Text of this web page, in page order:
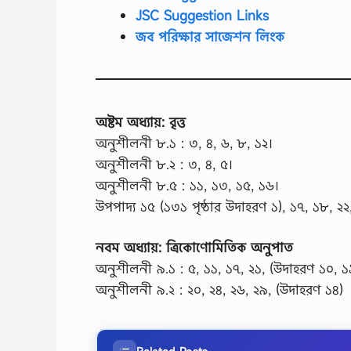
JSC Suggestion Links
জব পরিক্ষার সাজেশন লিংক
অষ্টম অধ্যায়: বৃত্ত
অনুশীলনী ৮.১ : ৩, ৪, ৬, ৮, ১২।
অনুশীলনী ৮.২ : ৩, ৪, ৫।
অনুশীলনী ৮.৫ : ১১, ১৩, ১৫, ১৬।
উপপাদ্য ১৫ (১৩১ পৃষ্ঠার উদাহরণ ১), ১৭, ১৮,
নবম অধ্যায়: ত্রিকোণোমিতিক অনুপাত
অনুশীলনী ৯.১ : ৫, ১১, ১৭, ২১, (উদাহরণ ১০,
অনুশীলনী ৯.২ : ২০, ২৪, ২৬, ২৯, (উদাহরণ ১৪)